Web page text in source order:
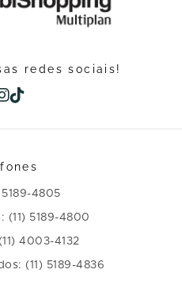
redes sociais!
5189-4805
(11) 5189-4800
4003-4132
(11) 5189-4836